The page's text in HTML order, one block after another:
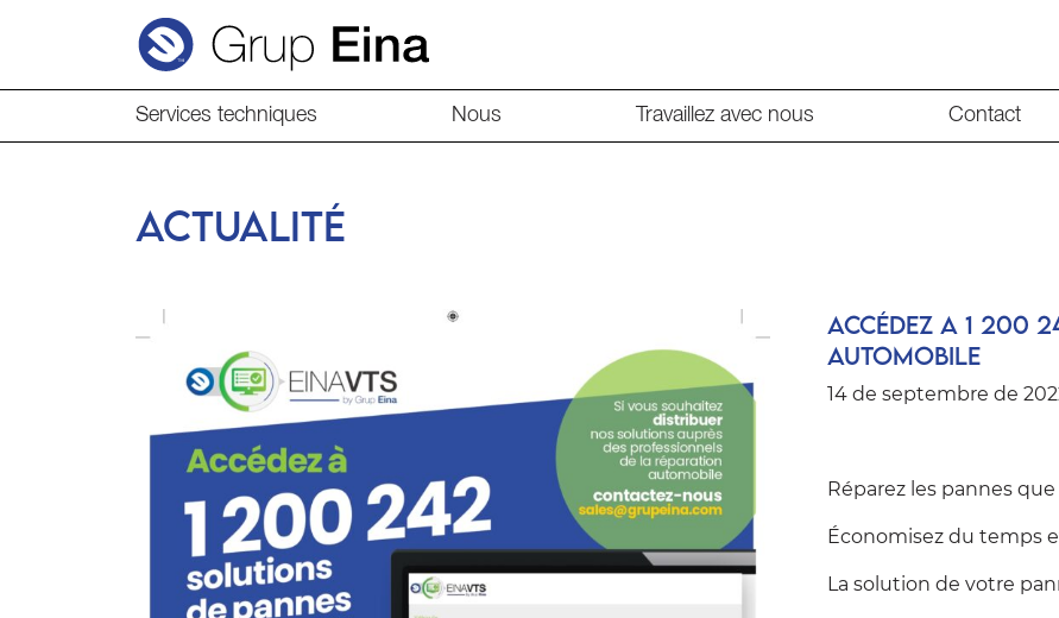
Services techniques Nous Travaillez avec nous Contact
ACTUALITÉ
Accédez a 1 200
automobile
14 de septembre de
Réparez les pannes
Économisez du temps
La solution de votre